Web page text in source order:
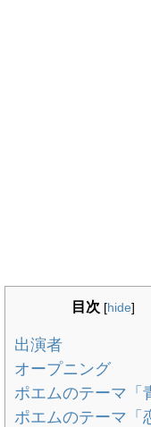
目次 [hide]
出演者
オープニング
ポエムのテーマ「
ポエムのテーマ「